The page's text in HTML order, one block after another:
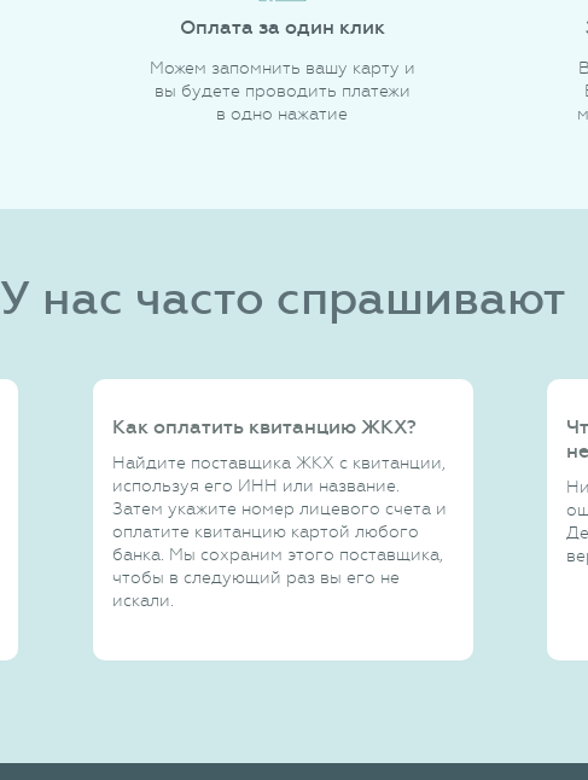
Оплата за один клик
Можем запомнить вашу карту и
вы будете проводить платежи
в одно нажатие
У нас часто спрашивают
Как оплатить квитанцию ЖКХ?
Найдите поставщика ЖКХ с квитанции,
используя его ИНН или название.
Затем укажите номер лицевого счета и
оплатите квитанцию картой любого
банка. Мы сохраним этого поставщика,
чтобы в следующий раз вы его не
искали.